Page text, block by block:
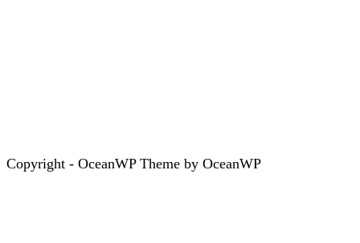
Copyright - OceanWP Theme by OceanWP